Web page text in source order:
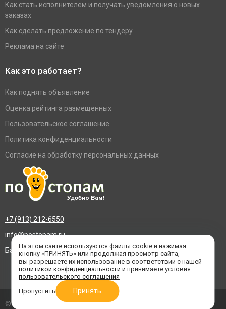
Как стать исполнителем и получать уведомления о новых
заказах
Как сделать предложение по тендеру
Реклама на сайте
Как это работает?
Как поднять объявление
Оценка рейтинга размещенных
Пользовательское соглашение
Политика конфиденциальности
Согласие на обработку персональных данных
+7 (913) 212-6550
info@postopam.ru
Барнаул, пр. Социалистический 109, оф.455
© 2016–2026 «По стопам»
На этом сайте используются файлы cookie и нажимая
кнопку «ПРИНЯТЬ» или продолжая просмотр сайта,
вы разрешаете их использование в соответствии с нашей
политикой конфиденциальности и принимаете условия
пользовательского соглашения
Пропустить
Принять